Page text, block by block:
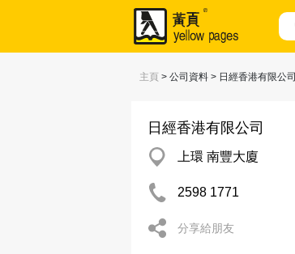
主頁 > 公司資料 > 日經香港有限公司
日經香港有限公司
上環 南豐大廈
2598 1771
分享給朋友